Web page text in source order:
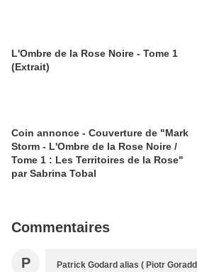
L'Ombre de la Rose Noire - Tome 1
(Extrait)
Coin annonce - Couverture de "Mark
Storm - L'Ombre de la Rose Noire /
Tome 1 : Les Territoires de la Rose"
par Sabrina Tobal
Commentaires
P Patrick Godard alias ( Piotr